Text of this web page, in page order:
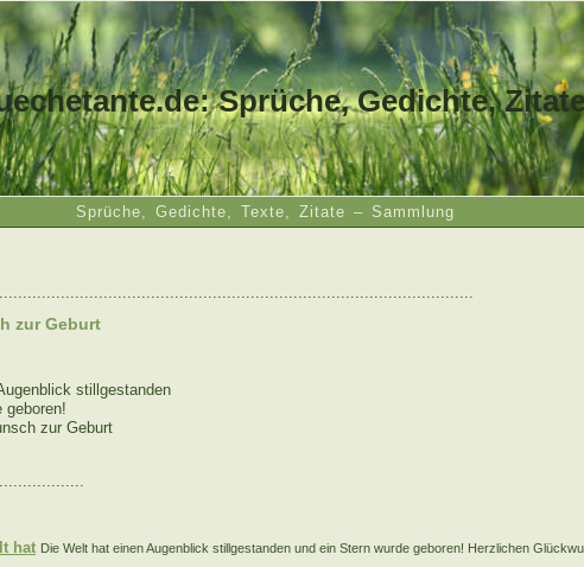
Sprüche, Gedichte,
Sprüche, Gedichte, Texte, Zitate – Sammlung
zur Geburt
stillgestanden
geboren!
zur Geburt
hat Die Welt hat einen Augenblick stillgestanden und ein Stern wurde geboren! Herzlichen